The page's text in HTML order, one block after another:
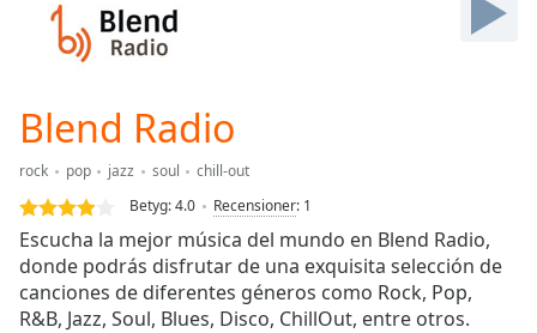
Backward
Forward
Current
Time 0:00
Duration
Loaded:
0.00%
Stream
TypeLIVE
Seek to
Blend Radio
rock pop jazz soul
chill-out
Betyg:4.0 Recensioner: 1
Escucha la mejor música del mundo en Blend Radio,
donde podrás disfrutar de una exquisita selección de
canciones de diferentes géneros como Rock, Pop,
R&B, Jazz, Soul, Blues, Disco, ChillOut, entre otros.